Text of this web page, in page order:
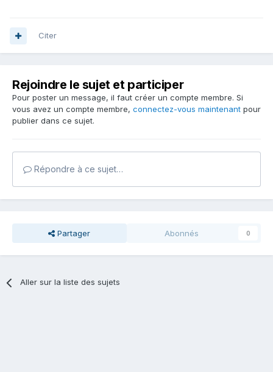
Citer
Rejoindre le sujet et participer
Pour poster un message, il faut créer un compte membre. Si
vous avez un compte membre, connectez-vous maintenant pour
publier dans ce sujet.
Répondre à ce sujet…
Partager Abonnés 0
Aller sur la liste des sujets